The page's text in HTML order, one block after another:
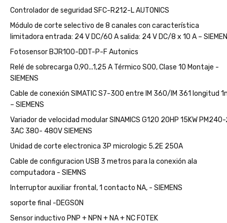
Controlador de seguridad SFC-R212-L AUTONICS
Módulo de corte selectivo de 8 canales con característica
limitadora entrada: 24 V DC/60 A salida: 24 V DC/8 x 10 A –
Fotosensor BJR100-DDT-P-F Autonics
Relé de sobrecarga 0,90...1,25 A Térmico S00, Clase 10 Montaje -
SIEMENS
Cable de conexión SIMATIC S7-300 entre IM 360/IM 361 longitud
– SIEMENS
Variador de velocidad modular SINAMICS G120 20HP 15KW
3AC 380- 480V SIEMENS
Unidad de corte electronica 3P micrologic 5.2E 250A
Cable de configuracion USB 3 metros para la conexión ala
computadora - SIEMNS
Interruptor auxiliar frontal, 1 contacto NA, - SIEMENS
soporte final -DEGSON
Sensor inductivo PNP + NPN + NA + NC FOTEK